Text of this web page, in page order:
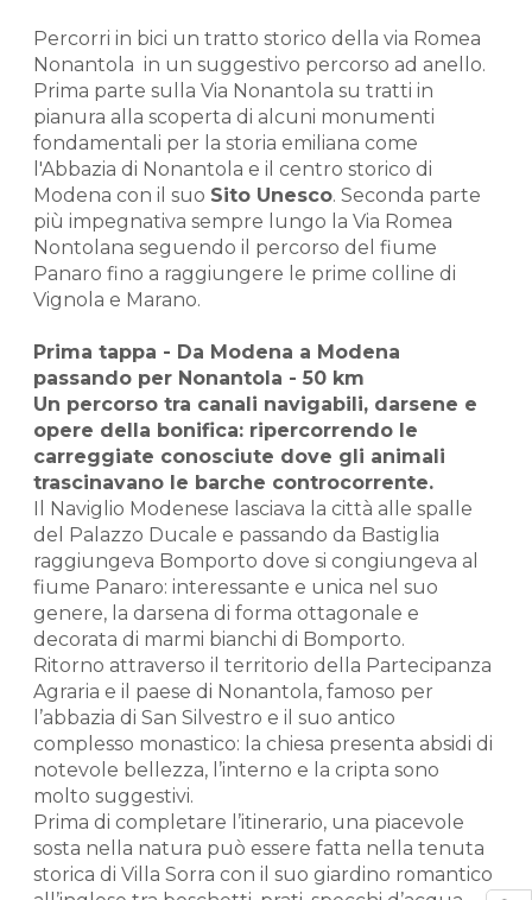
Percorri in bici un tratto storico della via Romea
Nonantola in un suggestivo percorso ad anello.
Prima parte sulla Via Nonantola su tratti in
pianura alla scoperta di alcuni monumenti
fondamentali per la storia emiliana come
l'Abbazia di Nonantola e il centro storico di
Modena con il suo Sito Unesco. Seconda parte
più impegnativa sempre lungo la Via Romea
Nontolana seguendo il percorso del fiume
Panaro fino a raggiungere le prime colline di
Vignola e Marano.
Prima tappa - Da Modena a Modena
passando per Nonantola - 50 km
Un percorso tra canali navigabili, darsene e
opere della bonifica: ripercorrendo le
carreggiate conosciute dove gli animali
trascinavano le barche controcorrente.
Il Naviglio Modenese lasciava la città alle spalle
del Palazzo Ducale e passando da Bastiglia
raggiungeva Bomporto dove si congiungeva al
fiume Panaro: interessante e unica nel suo
genere, la darsena di forma ottagonale e
decorata di marmi bianchi di Bomporto.
Ritorno attraverso il territorio della Partecipanza
Agraria e il paese di Nonantola, famoso per
l’abbazia di San Silvestro e il suo antico
complesso monastico: la chiesa presenta absidi di
notevole bellezza, l’interno e la cripta sono
molto suggestivi.
Prima di completare l’itinerario, una piacevole
sosta nella natura può essere fatta nella tenuta
storica di Villa Sorra con il suo giardino romantico